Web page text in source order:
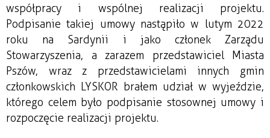
współpracy i wspólnej realizacji projektu.
Podpisanie takiej umowy nastąpiło w lutym 2022
roku na Sardynii i jako członek Zarządu
Stowarzyszenia, a zarazem przedstawiciel Miasta
Pszów, wraz z przedstawicielami innych gmin
członkowskich LYSKOR brałem udział w wyjeździe,
którego celem było podpisanie stosownej umowy i
rozpoczęcie realizacji projektu.